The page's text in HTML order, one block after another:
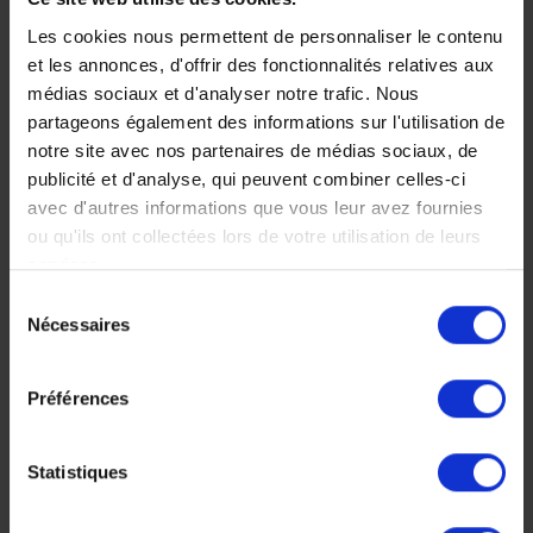
Les cookies nous permettent de personnaliser le contenu
et les annonces, d'offrir des fonctionnalités relatives aux
médias sociaux et d'analyser notre trafic. Nous
partageons également des informations sur l'utilisation de
notre site avec nos partenaires de médias sociaux, de
publicité et d'analyse, qui peuvent combiner celles-ci
avec d'autres informations que vous leur avez fournies
ou qu'ils ont collectées lors de votre utilisation de leurs
services.
Nécessaires
Préférences
Statistiques
Voyage Tanzanie
Voyage Zanzibar
Voyage de noces
coeur des parcs
nationaux de Tanzanie et
13 jours, à partir de 9
600 €
Voyage Tanzanie
Circuit Safari
Séjour balnéaire